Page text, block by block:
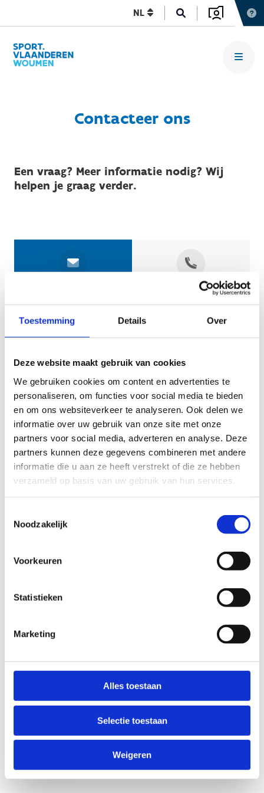
Toestemming Details Over
Deze website maakt gebruik van cookies
We gebruiken cookies om content en advertenties te
personaliseren, om functies voor social media te bieden
en om ons websiteverkeer te analyseren. Ook delen we
informatie over uw gebruik van onze site met onze
partners voor social media, adverteren en analyse. Deze
partners kunnen deze gegevens combineren met andere
informatie die u aan ze heeft verstrekt of die ze hebben
verzameld op basis van uw gebruik van hun services.
Noodzakelijk
Voorkeuren
Statistieken
Marketing
Alles toestaan
Selectie toestaan
Weigeren
NL
Contacteer ons
Een vraag? Meer informatie nodig? Wij
helpen je graag verder.
Geef aan tot welk domein jouw vraag behoort
KIES EEN DOMEIN
Jouw vraag
Anti-Robot Verification
Click to start verification
Verzend